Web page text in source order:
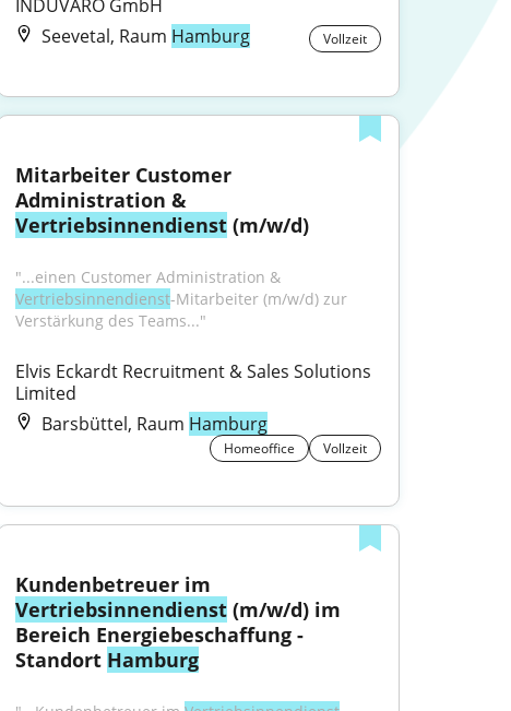
INDUVARO GmbH
Seevetal, Raum Hamburg Vollzeit
Mitarbeiter Customer
Administration &
Vertriebsinnendienst (m/w/d)
"...einen Customer Administration &
Vertriebsinnendienst-Mitarbeiter (m/w/d) zur
Verstärkung des Teams..."
Elvis Eckardt Recruitment & Sales Solutions
Limited
Barsbüttel, Raum Hamburg
Homeoffice Vollzeit
Vertriebsinnendienst (m⁠/⁠w⁠/⁠d) im
Bereich Energiebeschaffung -
Standort Hamburg